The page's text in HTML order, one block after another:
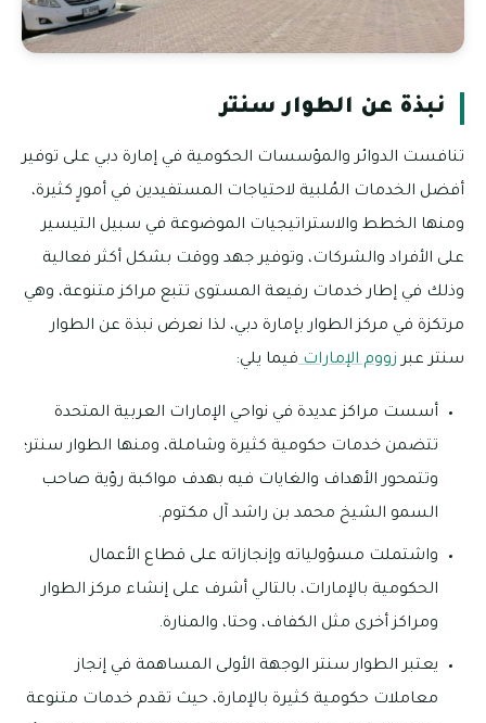
نبذة عن الطوار سنتر
تنافست الدوائر والمؤسسات الحكومية في إمارة دبي على توفير
أفضل الخدمات المُلبية لاحتياجات المستفيدين في أمورٍ كثيرة،
ومنها الخطط والاستراتيجيات الموضوعة في سبيل التيسير
على الأفراد والشركات، وتوفير جهد ووقت بشكل أكثر فعالية
وذلك في إطار خدمات رفيعة المستوى تتبع مراكز متنوعة، وهي
مرتكزة في مركز الطوار بإمارة دبي، لذا نعرض نبذة عن الطوار
سنتر عبر زووم الإماراتفيما يلي:
أسست مراكز عديدة في نواحي الإمارات العربية المتحدة
تتضمن خدمات حكومية كثيرة وشاملة، ومنها الطوار سنتر؛
وتتمحور الأهداف والغايات فيه بهدف مواكبة رؤية صاحب
السمو الشيخ محمد بن راشد آل مكتوم.
واشتملت مسؤولياته وإنجازاته على قطاع الأعمال
الحكومية بالإمارات، بالتالي أشرف على إنشاء مركز الطوار
ومراكز أخرى مثل الكفاف، وحتا، والمنارة.
يعتبر الطوار سنتر الوجهة الأولى المساهمة في إنجاز
معاملات حكومية كثيرة بالإمارة، حيث تقدم خدمات متنوعة